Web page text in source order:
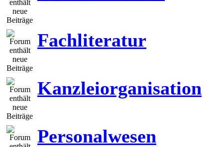
Fachliteratur
Kanzleiorganisation
Personalwesen